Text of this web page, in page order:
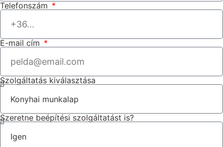
Telefonszám
E-mail cím
Szolgáltatás kiválasztása
Szeretne beépítési szolgáltatást is?